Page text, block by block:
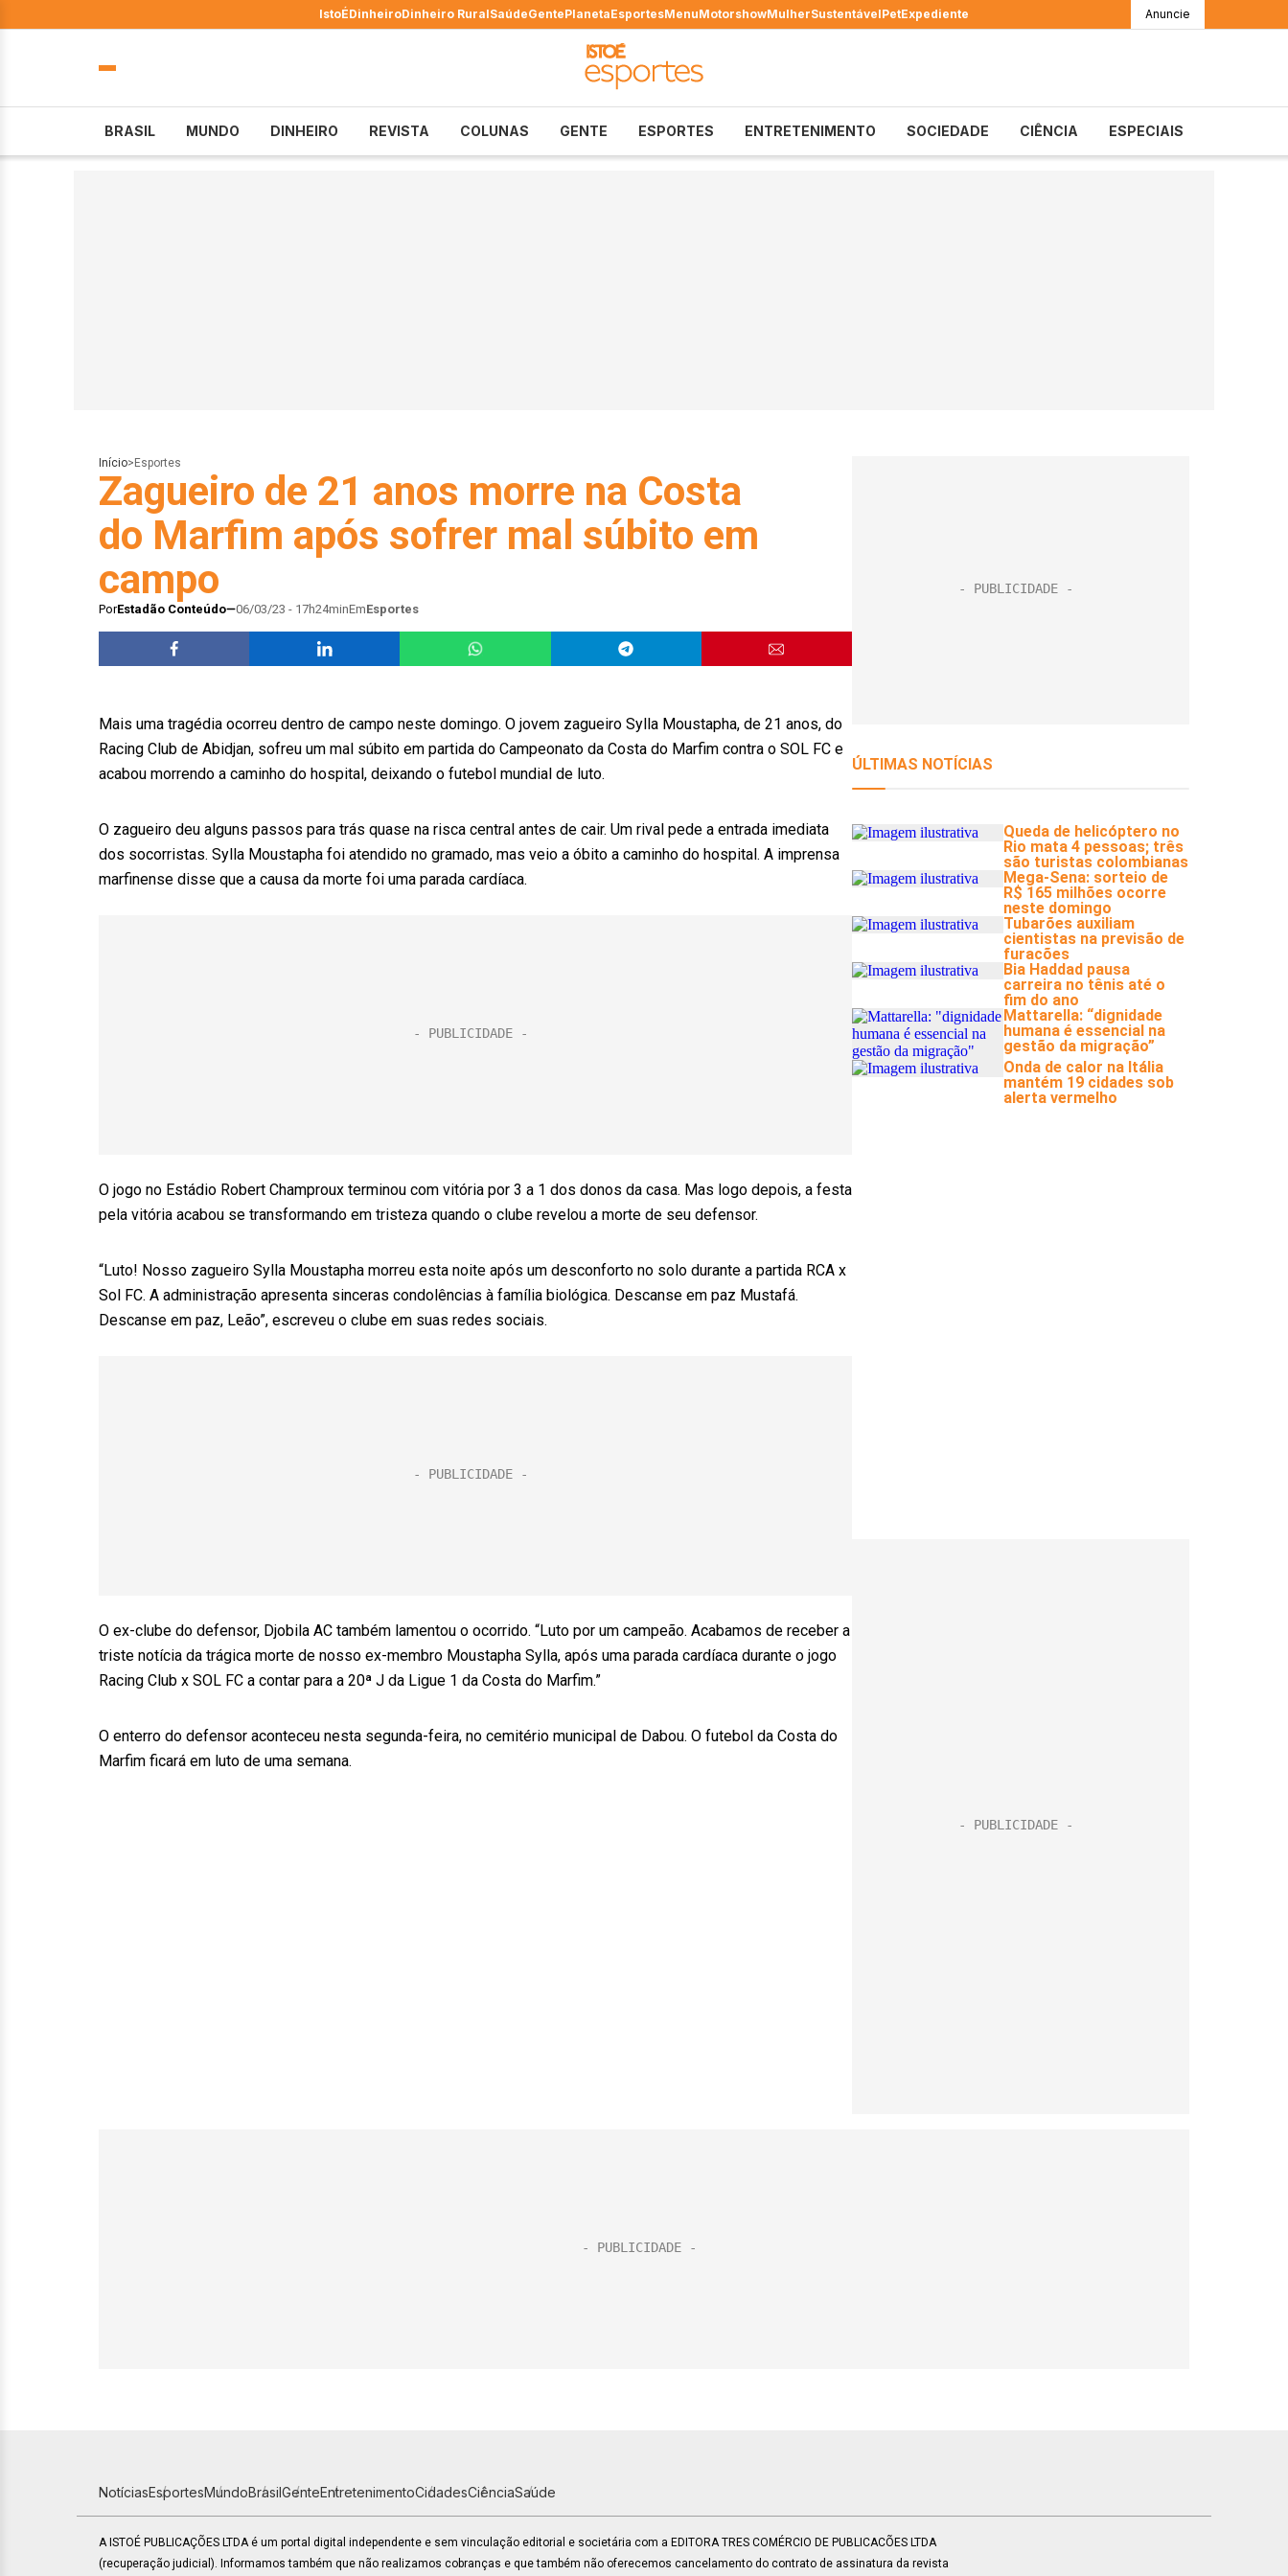
IstoÉDinheiroDinheiro RuralSaúdeGentePlanetaEsportesMenuMotorshowMulherSustentávelPetExpediente Anuncie
BRASIL MUNDO DINHEIRO REVISTA COLUNAS GENTE ESPORTES ENTRETENIMENTO SOCIEDADE CIÊNCIA ESPECIAIS
Início> Esportes
Zagueiro de 21 anos morre na Costa
do Marfim após sofrer mal súbito em
campo
PorEstadão Conteúdo 06/03/23 - 17h24minEmEsportes
Mais uma tragédia ocorreu dentro de campo neste domingo. O jovem zagueiro Sylla Moustapha, de 21 anos, do
Racing Club de Abidjan, sofreu um mal súbito em partida do Campeonato da Costa do Marfim contra o SOL FC e
acabou morrendo a caminho do hospital, deixando o futebol mundial de luto.
O zagueiro deu alguns passos para trás quase na risca central antes de cair. Um rival pede a entrada imediata
dos socorristas. Sylla Moustapha foi atendido no gramado, mas veio a óbito a caminho do hospital. A imprensa
marfinense disse que a causa da morte foi uma parada cardíaca.
O jogo no Estádio Robert Champroux terminou com vitória por 3 a 1 dos donos da casa. Mas logo depois, a festa
pela vitória acabou se transformando em tristeza quando o clube revelou a morte de seu defensor.
“Luto! Nosso zagueiro Sylla Moustapha morreu esta noite após um desconforto no solo durante a partida RCA x
Sol FC. A administração apresenta sinceras condolências à família biológica. Descanse em paz Mustafá.
Descanse em paz, Leão”, escreveu o clube em suas redes sociais.
O ex-clube do defensor, Djobila AC também lamentou o ocorrido. “Luto por um campeão. Acabamos de receber a
triste notícia da trágica morte de nosso ex-membro Moustapha Sylla, após uma parada cardíaca durante o jogo
Racing Club x SOL FC a contar para a 20ª J da Ligue 1 da Costa do Marfim.”
O enterro do defensor aconteceu nesta segunda-feira, no cemitério municipal de Dabou. O futebol da Costa do
Marfim ficará em luto de uma semana.
NotíciasEsportesMundoBrasilGenteEntretenimentoCidadesCiênciaSaúde
A ISTOÉ PUBLICAÇÕES LTDA é um portal digital independente e sem vinculação editorial e societária com a EDITORA TRES COMÉRCIO DE PUBLICACÕES LTDA
(recuperação judicial). Informamos também que não realizamos cobranças e que também não oferecemos cancelamento do contrato de assinatura da revista